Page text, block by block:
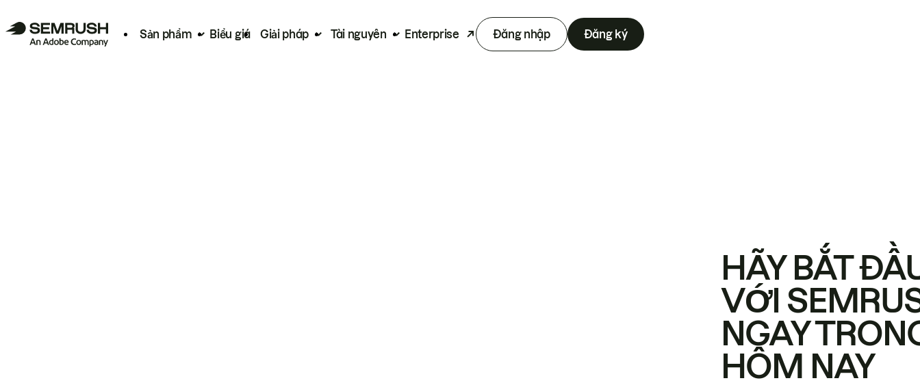
Sản phẩm Biểu giá Giải pháp Tài nguyên Enterprise Đăng nhập Đăng ký
HÃY BẮT
VỚI
NGAY
HÔM NAY